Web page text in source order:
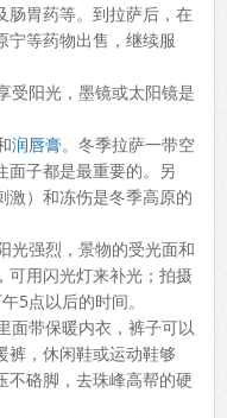
肠胃药等。到拉萨后，在
宁等药物出售，继续服
阳光，墨镜或太阳镜是
润唇膏。冬季拉萨一带空
面子都是最重要的。另
激）和冻伤是冬季高原的
强烈，景物的受光面和
可用闪光灯来补光；拍摄
5点以后的时间。
带保暖内衣，裤子可以
裤，休闲鞋或运动鞋够
不硌脚，去珠峰高帮的硬